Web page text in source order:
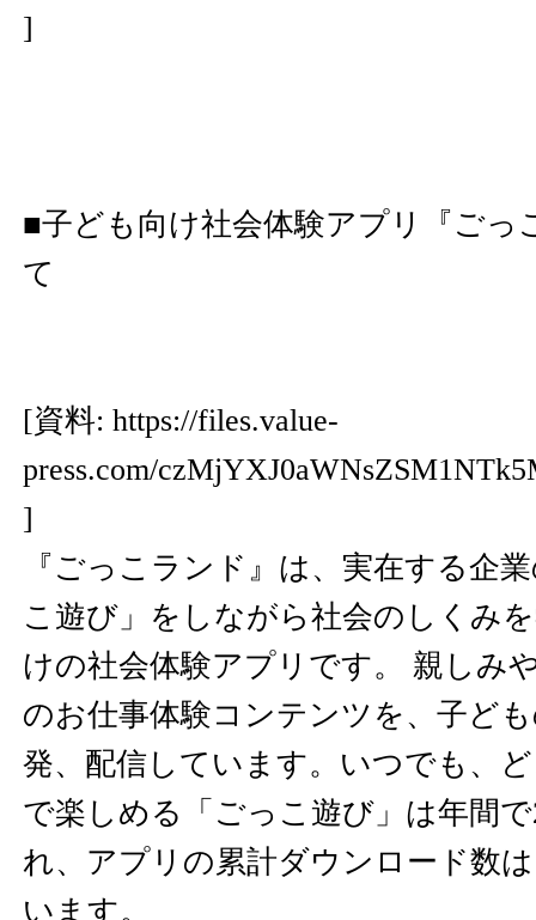
]
■子ども向け社会体験アプリ『ごっ
て
[資料: https://files.value-
press.com/
]
『ごっこランド』は、実在する企
こ遊び」をしながら社会のしくみ
けの社会体験アプリです。 親しみ
のお仕事体験コンテンツを、子ど
発、配信しています。いつでも、
で楽しめる「ごっこ遊び」は年間
れ、アプリの累計ダウンロード数
います。